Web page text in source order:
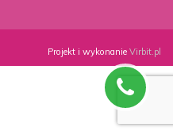
Projekt i wykonanie Virbit.pl